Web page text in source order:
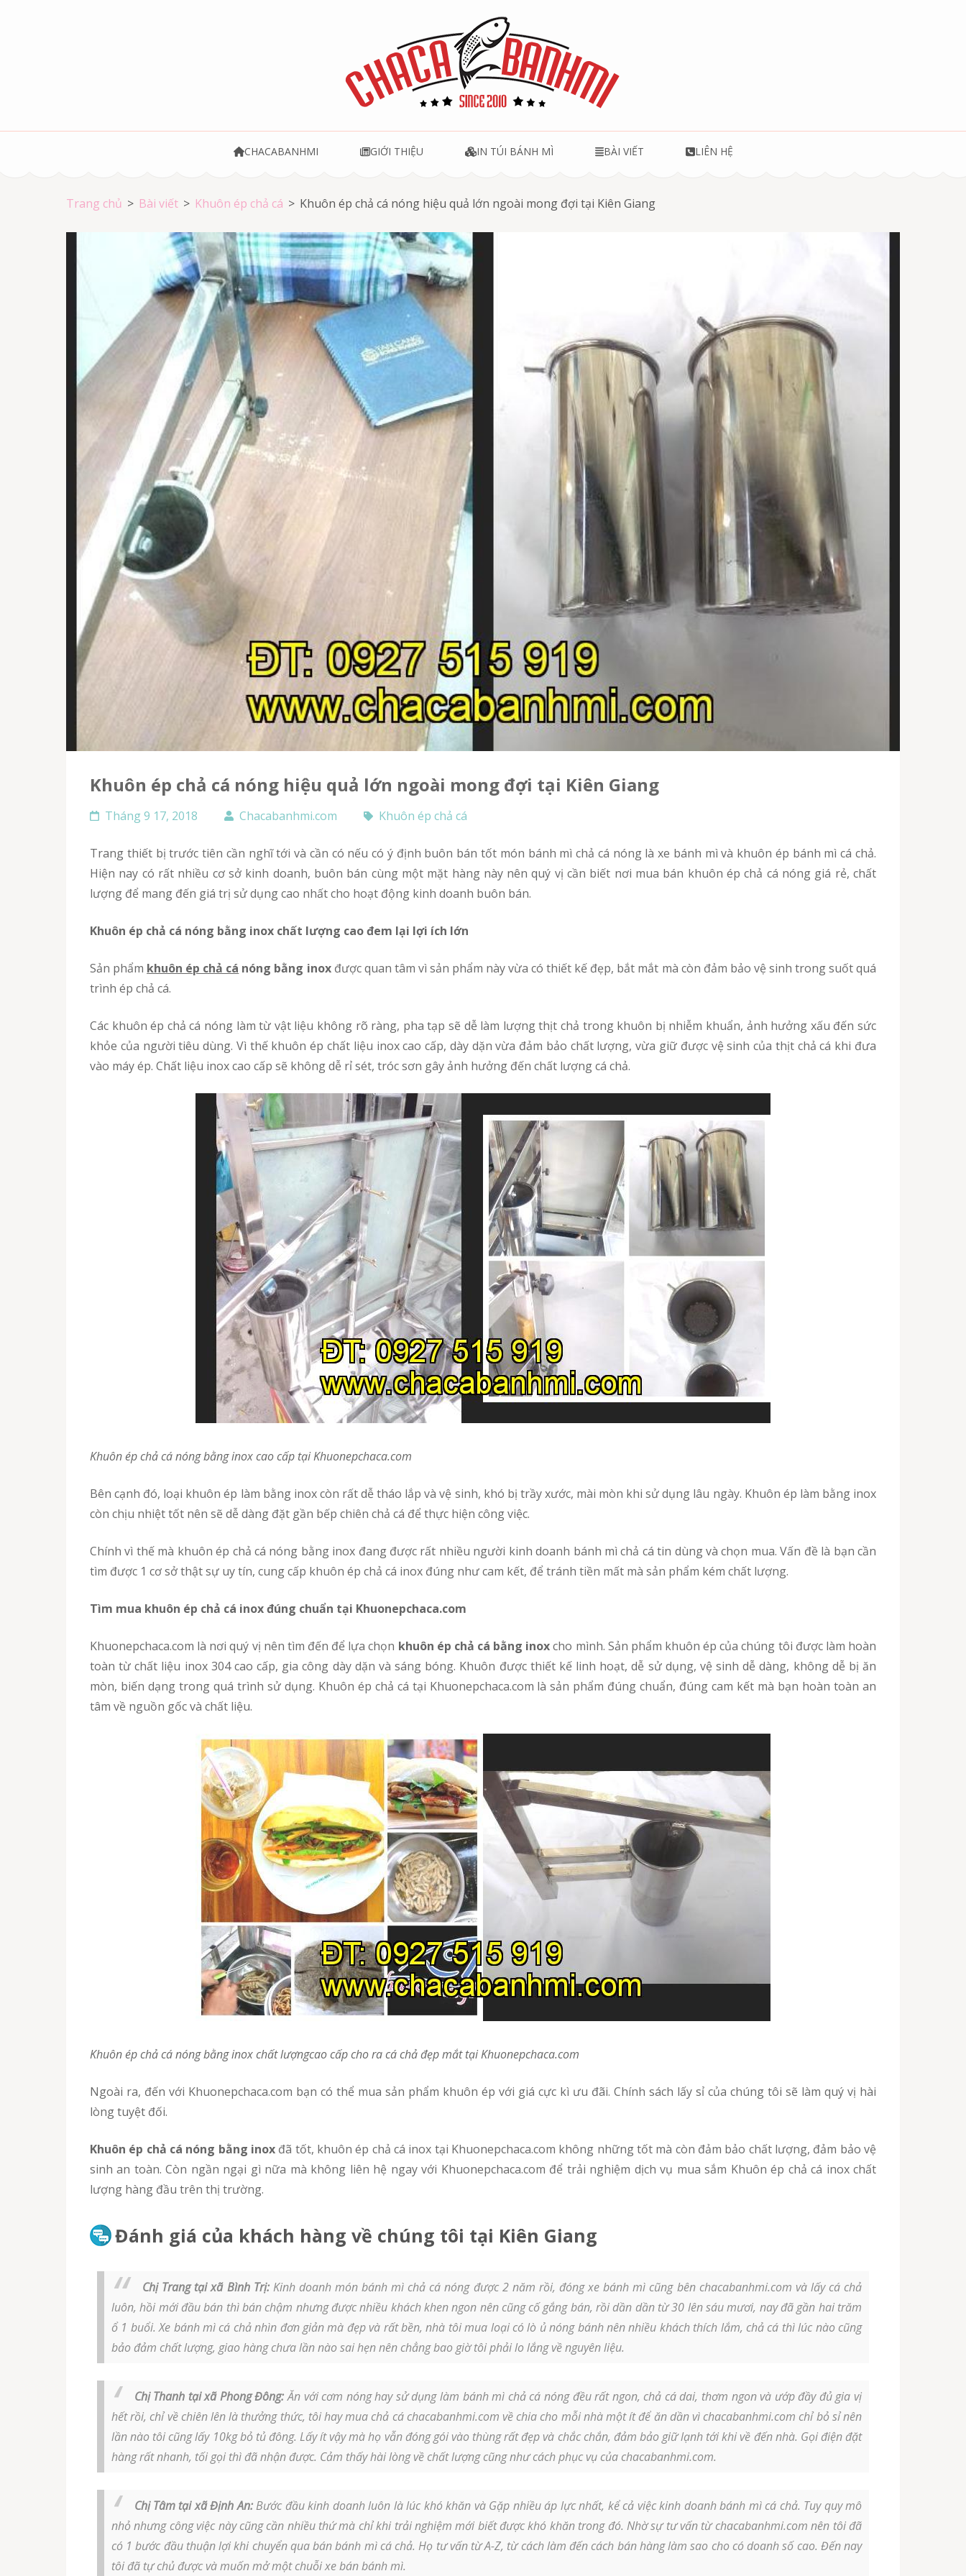
(ấn
Chả cá Vũng Tàu
CHACABANHMI GIỚI THIỆU IN TÚI BÁNH MÌ BÀI VIẾT LIÊN HỆ
Trang chủ > Bài viết > Khuôn ép chả cá > Khuôn ép chả cá nóng hiệu quả lớn ngoài mong đợi tại Kiên Giang
Khuôn ép chả cá nóng hiệu quả lớn ngoài mong đợi tại Kiên Giang
Tháng 9 17, 2018 Chacabanhmi.com Khuôn ép chả cá
Trang thiết bị trước tiên cần nghĩ tới và cần có nếu có ý định buôn bán tốt món bánh mì chả cá nóng là xe bánh mì và khuôn ép bánh mì cá chả.
Hiện nay có rất nhiều cơ sở kinh doanh, buôn bán cùng một mặt hàng này nên quý vị cần biết nơi mua bán khuôn ép chả cá nóng giá rẻ, chất
lượng để mang đến giá trị sử dụng cao nhất cho hoạt động kinh doanh buôn bán.
Khuôn ép chả cá nóng bằng inox chất lượng cao đem lại lợi ích lớn
Sản phẩm khuôn ép chả cá nóng bằng inoxđược quan tâm vì sản phẩm này vừa có thiết kế đẹp, bắt mắt mà còn đảm bảo vệ sinh trong suốt quá
trình ép chả cá.
Các khuôn ép chả cá nóng làm từ vật liệu không rõ ràng, pha tạp sẽ dễ làm lượng thịt chả trong khuôn bị nhiễm khuẩn, ảnh hưởng xấu đến sức
khỏe của người tiêu dùng. Vì thế khuôn ép chất liệu inox cao cấp, dày dặn vừa đảm bảo chất lượng, vừa giữ được vệ sinh của thịt chả cá khi đưa
vào máy ép. Chất liệu inox cao cấp sẽ không dễ rỉ sét, tróc sơn gây ảnh hưởng đến chất lượng cá chả.
Khuôn ép chả cá nóng bằng inox cao cấp tại Khuonepchaca.com
Bên cạnh đó, loại khuôn ép làm bằng inox còn rất dễ tháo lắp và vệ sinh, khó bị trầy xước, mài mòn khi sử dụng lâu ngày. Khuôn ép làm bằng inox
còn chịu nhiệt tốt nên sẽ dễ dàng đặt gần bếp chiên chả cá để thực hiện công việc.
Chính vì thế mà khuôn ép chả cá nóng bằng inox đang được rất nhiều người kinh doanh bánh mì chả cá tin dùng và chọn mua. Vấn đề là bạn cần
tìm được 1 cơ sở thật sự uy tín, cung cấp khuôn ép chả cá inox đúng như cam kết, để tránh tiền mất mà sản phẩm kém chất lượng.
Tìm mua khuôn ép chả cá inox đúng chuẩn tại Khuonepchaca.com
Khuonepchaca.com là nơi quý vị nên tìm đến để lựa chọn khuôn ép chả cá bằng inoxcho mình. Sản phẩm khuôn ép của chúng tôi được làm hoàn
toàn từ chất liệu inox 304 cao cấp, gia công dày dặn và sáng bóng. Khuôn được thiết kế linh hoạt, dễ sử dụng, vệ sinh dễ dàng, không dễ bị ăn
mòn, biến dạng trong quá trình sử dụng. Khuôn ép chả cá tại Khuonepchaca.com là sản phẩm đúng chuẩn, đúng cam kết mà bạn hoàn toàn an
tâm về nguồn gốc và chất liệu.
Khuôn ép chả cá nóng bằng inox chất lượngcao cấp cho ra cá chả đẹp mắt tại Khuonepchaca.com
Ngoài ra, đến với Khuonepchaca.com bạn có thể mua sản phẩm khuôn ép với giá cực kì ưu đãi. Chính sách lấy sỉ của chúng tôi sẽ làm quý vị hài
lòng tuyệt đối.
Khuôn ép chả cá nóng bằng inox đã tốt, khuôn ép chả cá inox tại Khuonepchaca.com không những tốt mà còn đảm bảo chất lượng, đảm bảo vệ
sinh an toàn. Còn ngần ngại gì nữa mà không liên hệ ngay với Khuonepchaca.com để trải nghiệm dịch vụ mua sắm Khuôn ép chả cá inox chất
lượng hàng đầu trên thị trường.
Đánh giá của khách hàng về chúng tôi tại Kiên Giang
Chị Trang tại xã Bình Trị:Kinh doanh món bánh mì chả cá nóng được 2 năm rồi, đóng xe bánh mì cũng bên chacabanhmi.com và lấy cá chả
luôn, hồi mới đầu bán thì bán chậm nhưng được nhiều khách khen ngon nên cũng cố gắng bán, rồi dần dần từ 30 lên sáu mươi, nay đã gần hai trăm
ổ 1 buổi. Xe bánh mì cá chả nhìn đơn giản mà đẹp và rất bền, nhà tôi mua loại có lò ủ nóng bánh nên nhiều khách thích lắm, chả cá thì lúc nào cũng
bảo đảm chất lượng, giao hàng chưa lần nào sai hẹn nên chẳng bao giờ tôi phải lo lắng về nguyên liệu.
Chị Thanh tại xã Phong Đông:Ăn với cơm nóng hay sử dụng làm bánh mì chả cá nóng đều rất ngon, chả cá dai, thơm ngon và ướp đầy đủ gia vị
hết rồi, chỉ về chiên lên là thưởng thức, tôi hay mua chả cá chacabanhmi.com về chia cho mỗi nhà một ít để ăn dần vì chacabanhmi.com chỉ bỏ sỉ nên
lần nào tôi cũng lấy 10kg bỏ tủ đông. Lấy ít vậy mà họ vẫn đóng gói vào thùng rất đẹp và chắc chắn, đảm bảo giữ lạnh tới khi về đến nhà. Gọi điện đặt
hàng rất nhanh, tối gọi thì đã nhận được. Cảm thấy hài lòng về chất lượng cũng như cách phục vụ của chacabanhmi.com.
Chị Tâm tại xã Định An:Bước đầu kinh doanh luôn là lúc khó khăn và Gặp nhiều áp lực nhất, kể cả việc kinh doanh bánh mì cá chả. Tuy quy mô
nhỏ nhưng công việc này cũng cần nhiều thứ mà chỉ khi trải nghiệm mới biết được khó khăn trong đó. Nhờ sự tư vấn từ chacabanhmi.com nên tôi đã
có 1 bước đầu thuận lợi khi chuyển qua bán bánh mì cá chả. Họ tư vấn từ A-Z, từ cách làm đến cách bán hàng làm sao cho có doanh số cao. Đến nay
tôi đã tự chủ được và muốn mở một chuỗi xe bán bánh mì.